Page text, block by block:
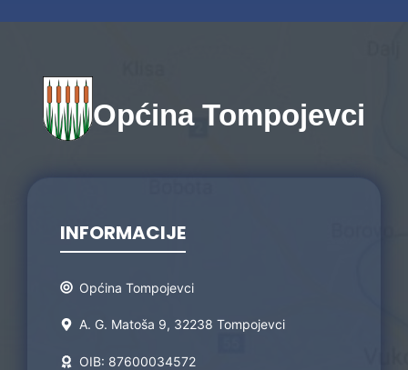
Općina Tompojevci
INFORMACIJE
Općina Tompojevci
A. G. Matoša 9, 32238 Tompojevci
OIB: 87600034572